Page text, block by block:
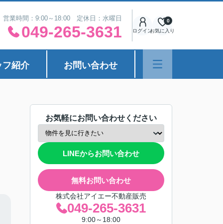
営業時間：9:00～18:00 定休日：水曜日
049-265-3631 ログインお気に入り
0
フ紹介 お問い合わせ
お気軽にお問い合わせください
LINEからお問い合わせ
無料お問い合わせ
株式会社アイエー不動産販売
049-265-3631
9:00～18:00